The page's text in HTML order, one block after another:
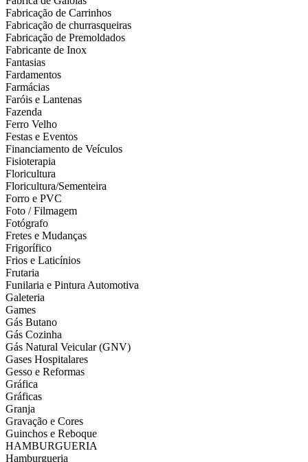
Fabricação de Carrinhos
Fabricação de churrasqueiras
Fabricação de Premoldados
Fabricante de Inox
Fantasias
Fardamentos
Farmácias
Faróis e Lantenas
Fazenda
Ferro Velho
Festas e Eventos
Financiamento de Veículos
Fisioterapia
Floricultura
Floricultura/Sementeira
Forro e PVC
Foto / Filmagem
Fotógrafo
Fretes e Mudanças
Frigorífico
Frios e Laticínios
Frutaria
Funilaria e Pintura Automotiva
Galeteria
Games
Gás Butano
Gás Cozinha
Gás Natural Veicular (GNV)
Gases Hospitalares
Gesso e Reformas
Gráfica
Gráficas
Granja
Gravação e Cores
Guinchos e Reboque
HAMBURGUERIA
Hamburgueria